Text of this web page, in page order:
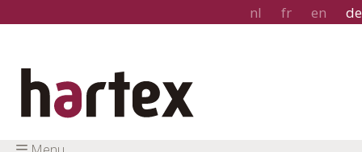
nl fr en de